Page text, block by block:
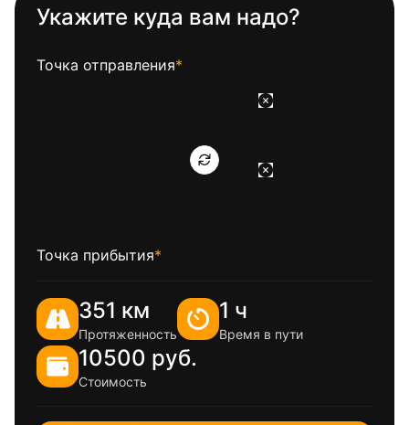
Укажите куда вам надо?
Точка отправления*
Точка прибытия*
351 км
Протяженность
1 ч
Время в пути
10500 руб.
Стоимость